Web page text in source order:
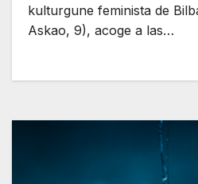
kulturgune feminista de
Askao, 9), acoge a las…